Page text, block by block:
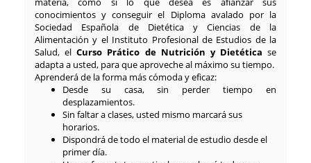
conocimientos y conseguir el Diploma avalado por la
Sociedad Española de Dietética y Ciencias de la
Alimentación y el Instituto Profesional de Estudios de la
Salud, elCurso Prático de Nutrición y Dietética se
adapta a usted, para que aproveche al máximo su tiempo.
Aprenderá de la forma más cómoda y eficaz:
Desde su casa, sin perder tiempo en
desplazamientos.
Sin faltar a clases, usted mismo marcará sus
horarios.
Dispondrá de todo el material de estudio desde el
primer día.